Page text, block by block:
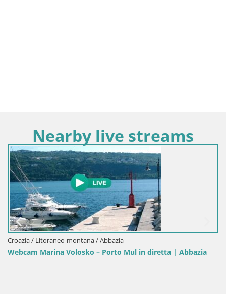
Nearby live streams
Croazia / Litoraneo-montana / Abbazia
Webcam Marina Volosko – Porto Mul in diretta | Abbazia